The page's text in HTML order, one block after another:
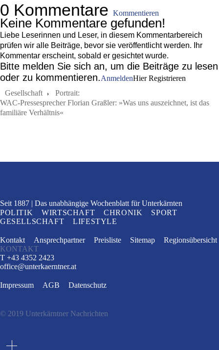
0 Kommentare Kommentieren
Keine Kommentare gefunden!
Liebe Leserinnen und Leser, in diesem Kommentarbereich
prüfen wir alle Beiträge, bevor sie veröffentlicht werden. Ihr
Kommentar erscheint, sobald er gesichtet wurde.
Bitte melden Sie sich an, um die Beiträge zu lesen
oder zu kommentieren.AnmeldenHier Registrieren
Gesellschaft
Portrait:
WAC-Pressesprecher Florian Graßler: »Was uns auszeichnet, ist das
familiäre Verhältnis«
Seit 1887 Das unabhängige Wochenblatt für Unterkärnten
POLITIK
WIRTSCHAFT CHRONIK
SPORT
GESELLSCHAFT
LIFESTYLE
Kontakt Ansprechpartner Preisliste Sitemap
Regionsübersicht
KONTAKT
T +43 4352 2423
office@unterkaerntner.at
Impressum AGB Datenschutz
© 2019 Unterkärntner Nachrichten